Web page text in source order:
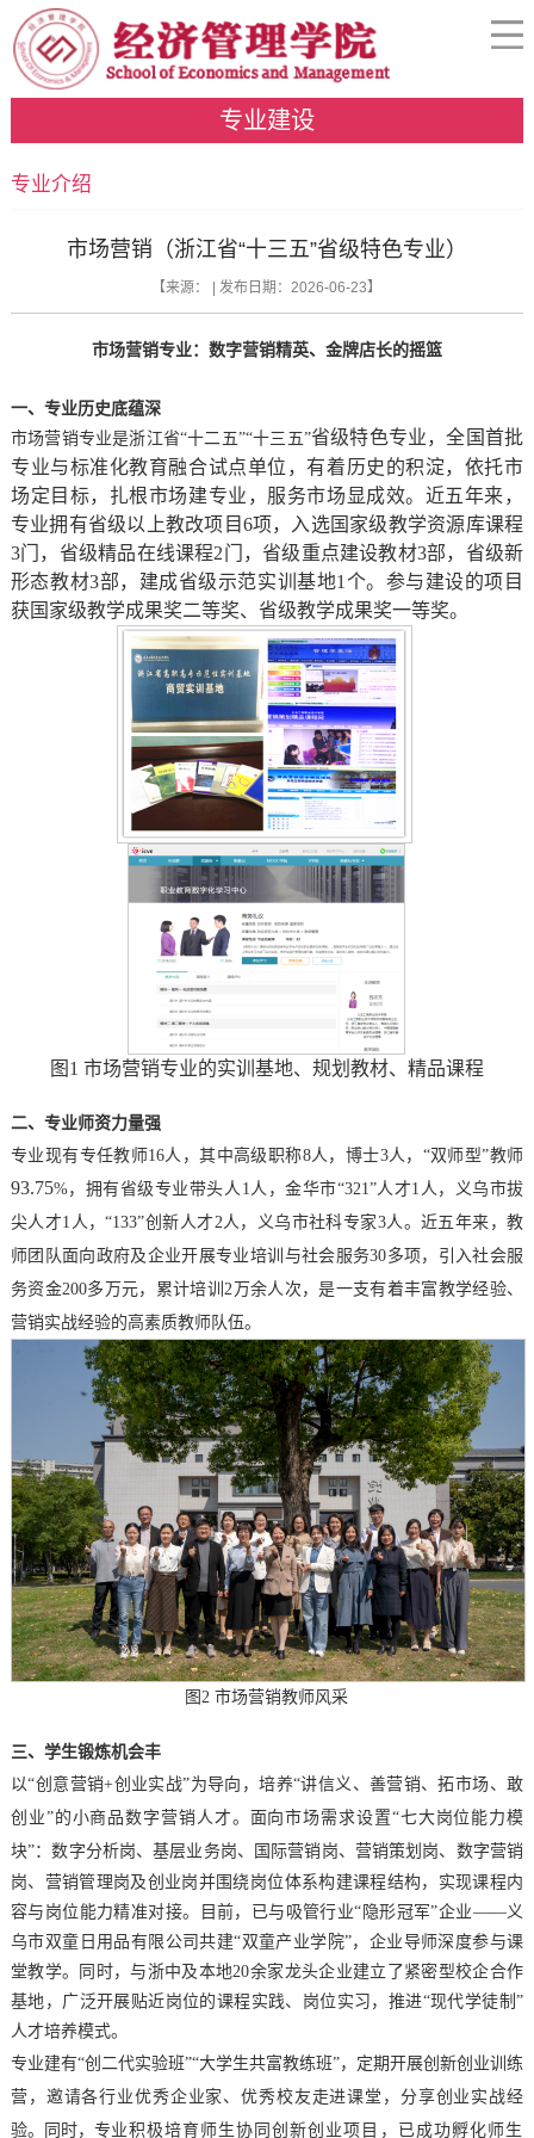
专业建设
专业介绍
市场营销（浙江省“十三五”省级特色专业）
【来源： | 发布日期：2026-06-23】
市场营销专业： 数字营销精英、金牌店长的摇篮
一、 专业历史底蕴深
市场营销专业是浙江省“十二五”“十三五”省级特色专业，全国首批
专业与标准化教育融合试点单位，有着历史的积淀，依托市
场定目标，扎根市场建专业，服务市场显成效。近五年来，
专业拥有省级以上教改项目6项，入选国家级教学资源库课程
3门，省级精品在线课程2门，省级重点建设教材3部，省级新
形态教材3部，建成省级示范实训基地1个。参与建设的项目
获国家级教学成果奖二等奖、省级教学成果奖一等奖。
图1 市场营销专业的实训基地、规划教材、精品课程
二、专业师资力量强
专业现有专任教师16人，其中高级职称8人，博士3人，“双师型”教师
93.75%， 拥有省级专业带头人 1人，金华市“321”人才1人，义乌市拔
尖人才1人，“133”创新人才2人，义乌市社科专家3人。 近五年来，教
师团队面向政府及企业开展专业培训 与社会服务30多项，引入社会服
务资金200多万元， 累计培训 2万余人次 ，是一支有着丰富教学经验、
营销实战经验的高素质教师队伍。
图2 市场营销教师风采
三、 学生锻炼机会丰
以“创意营销+创业实战”为导向，培养“讲信义、善营销、拓市场、敢
创业”的小商品数字营销 人才。 面向市场需求设置“七大岗位能力模
块”：数字分析岗、基层业务岗、国际营销岗、营销策划岗、数字营销
岗、营销管理岗及创业岗并 围绕岗位体系构建课程结构， 实现课程内
容与岗位能力精准对接。 目前， 已与吸管行业“隐形冠军”企业——义
乌市双童日用品有限公司共建“双童产业学院”，企业导师深度参与课
堂教学。
同时，与浙中及本地20余家龙头企业建立了紧密型校企合作
基地， 广泛开展贴近岗位的课程实践、岗位实习， 推进“现代学徒制”
人才培养模式。
专业建有“创二代实验班”“大学生共富教练班”，定期开展创新创业训练
营，邀请各行业优秀企业家、优秀校友走进课堂，分享创业 实战经
验。同时，专业积极培育师生协同创新创业项目 ，已成功孵化师生